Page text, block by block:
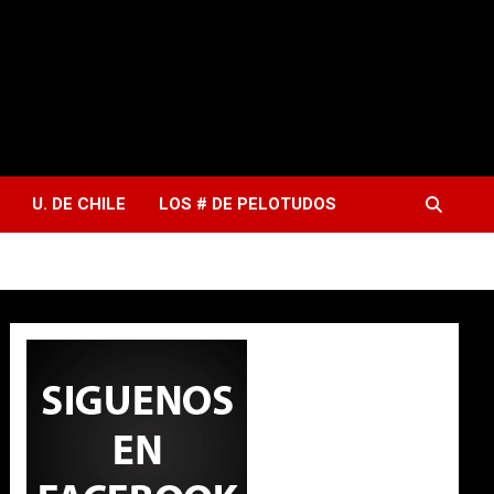
U. DE CHILE LOS # DE PELOTUDOS